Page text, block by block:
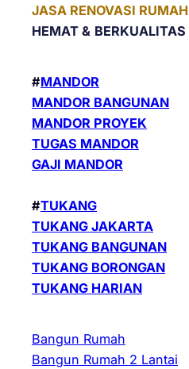
JASA RENOVASI RUMAH
HEMAT & BERKUALITAS
#MANDOR
MANDOR BANGUNAN
MANDOR PROYEK
TUGAS MANDOR
GAJI MANDOR
#TUKANG
TUKANG JAKARTA
TUKANG BANGUNAN
TUKANG BORONGAN
TUKANG HARIAN
Bangun Rumah
Bangun Rumah 2 Lantai